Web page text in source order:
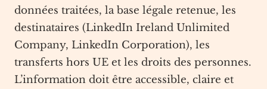
données traitées, la base légale retenue, les
destinataires (LinkedIn Ireland Unlimited
Company, LinkedIn Corporation), les
transferts hors UE et les droits des personnes.
L’information doit être accessible, claire et